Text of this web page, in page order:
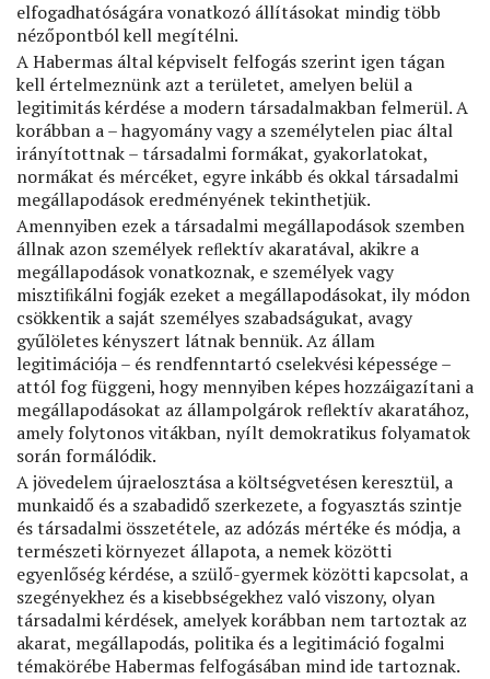
elfogadhatóságára vonatkozó állításokat mindig több
nézőpontból kell megítélni.
A Habermas által képviselt felfogás szerint igen tágan
kell értelmeznünk azt a területet, amelyen belül a
legitimitás kérdése a modern társadalmakban felmerül. A
korábban a – hagyomány vagy a személytelen piac által
irányítottnak – társadalmi formákat, gyakorlatokat,
normákat és mércéket, egyre inkább és okkal társadalmi
megállapodások eredményének tekinthetjük.
Amennyiben ezek a társadalmi megállapodások szemben
állnak azon személyek reﬂektív akaratával, akikre a
megállapodások vonatkoznak, e személyek vagy
misztiﬁkálni fogják ezeket a megállapodásokat, ily módon
csökkentik a saját személyes szabadságukat, avagy
gyűlöletes kényszert látnak bennük. Az állam
legitimációja – és rendfenntartó cselekvési képessége –
attól fog függeni, hogy mennyiben képes hozzáigazítani a
megállapodásokat az állampolgárok reﬂektív akaratához,
amely folytonos vitákban, nyílt demokratikus folyamatok
során formálódik.
A jövedelem újraelosztása a költségvetésen keresztül, a
munkaidő és a szabadidő szerkezete, a fogyasztás szintje
és társadalmi összetétele, az adózás mértéke és módja, a
természeti környezet állapota, a nemek közötti
egyenlőség kérdése, a szülő-gyermek közötti kapcsolat, a
szegényekhez és a kisebbségekhez való viszony, olyan
társadalmi kérdések, amelyek korábban nem tartoztak az
akarat, megállapodás, politika és a legitimáció fogalmi
témakörébe Habermas felfogásában mind ide tartoznak.